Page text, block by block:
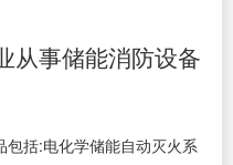
从事储能消防设备
包括:电化学储能自动灭火系